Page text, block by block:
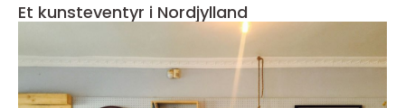
Et kunsteventyr i Nordjylland